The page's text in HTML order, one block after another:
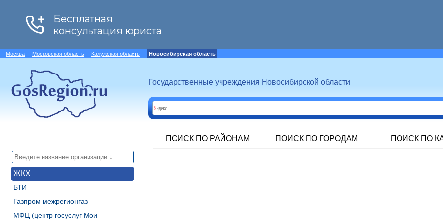
Москва Московская область Калужская область Новосибирская область
Государственные учреждения Новосибирской области
ПОИСК ПО РАЙОНАМ ПОИСК ПО ГОРОДАМ ПОИСК ПО
ЖКХ
БТИ
Газпром межрегионгаз
МФЦ (центр госуслуг Мои